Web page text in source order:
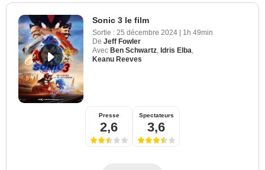
Sonic 3 le film
Sortie : 25 décembre 2024 | 1h 49min
De Jeff Fowler
Avec Ben Schwartz Idris Elba
Keanu Reeves
Presse
2,6
Spectateurs
3,6